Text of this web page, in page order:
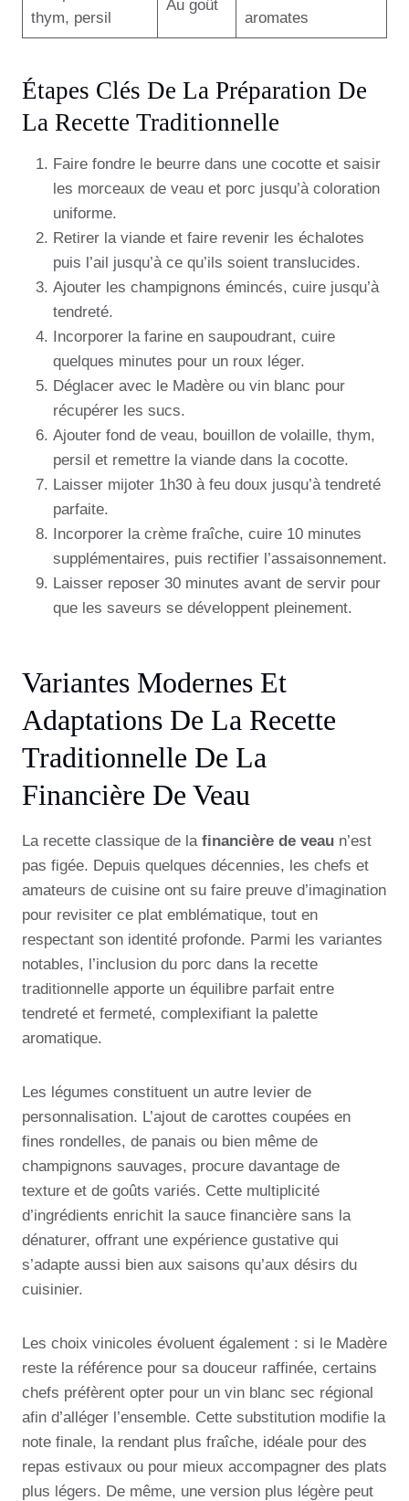
thym, persil
Au goût
aromates
Étapes Clés De La Préparation De
La Recette Traditionnelle
Faire fondre le beurre dans une cocotte et saisir
les morceaux de veau et porc jusqu’à coloration
uniforme.
Retirer la viande et faire revenir les échalotes
puis l’ail jusqu’à ce qu’ils soient translucides.
Ajouter les champignons émincés, cuire jusqu’à
tendreté.
Incorporer la farine en saupoudrant, cuire
quelques minutes pour un roux léger.
Déglacer avec le Madère ou vin blanc pour
récupérer les sucs.
Ajouter fond de veau, bouillon de volaille, thym,
persil et remettre la viande dans la cocotte.
Laisser mijoter 1h30 à feu doux jusqu’à tendreté
parfaite.
Incorporer la crème fraîche, cuire 10 minutes
supplémentaires, puis rectifier l’assaisonnement.
Laisser reposer 30 minutes avant de servir pour
que les saveurs se développent pleinement.
Variantes Modernes Et
Adaptations De La Recette
Traditionnelle De La
Financière De Veau
La recette classique de la financière de veau n’est
pas figée. Depuis quelques décennies, les chefs et
amateurs de cuisine ont su faire preuve d’imagination
pour revisiter ce plat emblématique, tout en
respectant son identité profonde. Parmi les variantes
notables, l’inclusion du porc dans la recette
traditionnelle apporte un équilibre parfait entre
tendreté et fermeté, complexifiant la palette
aromatique.
Les légumes constituent un autre levier de
personnalisation. L’ajout de carottes coupées en
fines rondelles, de panais ou bien même de
champignons sauvages, procure davantage de
texture et de goûts variés. Cette multiplicité
d’ingrédients enrichit la sauce financière sans la
dénaturer, offrant une expérience gustative qui
s’adapte aussi bien aux saisons qu’aux désirs du
cuisinier.
Les choix vinicoles évoluent également : si le Madère
reste la référence pour sa douceur raffinée, certains
chefs préfèrent opter pour un vin blanc sec régional
afin d’alléger l’ensemble. Cette substitution modifie la
note finale, la rendant plus fraîche, idéale pour des
repas estivaux ou pour mieux accompagner des plats
plus légers. De même, une version plus légère peut